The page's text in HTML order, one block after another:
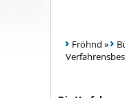
Fröhnd »